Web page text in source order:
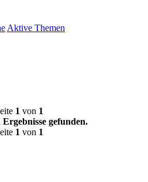
Aktive Themen
1 von 1
gefunden.
1 von 1